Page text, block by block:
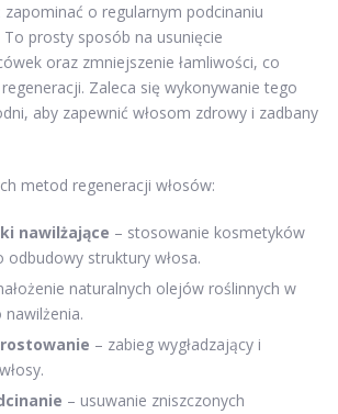
o regularnym podcinaniu
prosty sposób na usunięcie
oraz zmniejszenie łamliwości, co
Zaleca się wykonywanie tego
aby zapewnić włosom zdrowy i zadbany
metod regeneracji włosów:
nawilżające – stosowanie kosmetyków
odbudowy struktury włosa.
naturalnych olejów roślinnych w
nawilżenia.
– zabieg wygładzający i
– usuwanie zniszczonych